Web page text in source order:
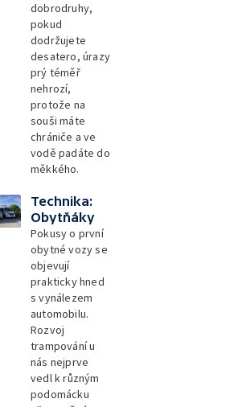
dobrodruhy,
pokud
dodržujete
desatero, úrazy
prý téměř
nehrozí,
protože na
souši máte
chrániče a ve
vodě padáte do
měkkého.
Technika:
Obytňáky
Pokusy o první
obytné vozy se
objevují
prakticky hned
s vynálezem
automobilu.
Rozvoj
trampování u
nás nejprve
vedl k různým
podomácku